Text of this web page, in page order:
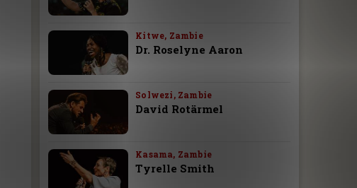
Kitwe, Zambie
Dr. Roselyne Aaron
Solwezi, Zambie
David Rotärmel
Kasama, Zambie
Tyrelle Smith